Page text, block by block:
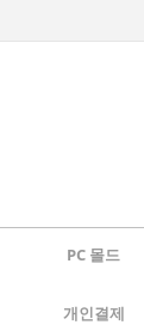
PC 몰드
개인결제